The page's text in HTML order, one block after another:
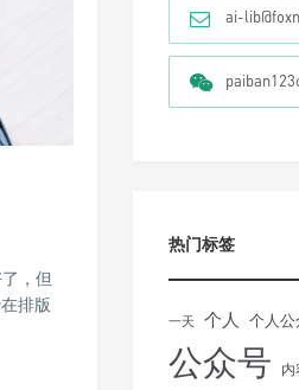
，但
排版
ai-
热门标签
一天 个人 个人公
公众号 内